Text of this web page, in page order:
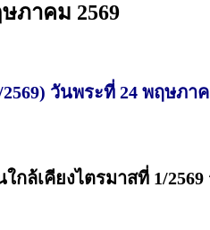
ภาคม 2569
วันพระที่ 24 พฤษภาค
เคียงไตรมาสที่ 1/